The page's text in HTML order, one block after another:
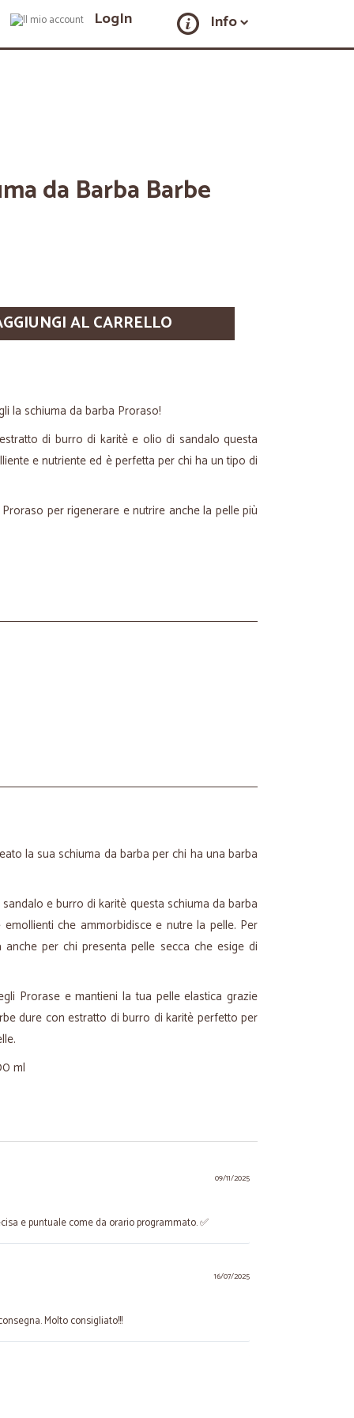
LogIn Info
da Barba Barbe
AL CARRELLO
la schiuma da barba Proraso!
di burro di karitè e olio di sandalo questa
e nutriente ed è perfetta per chi ha un tipo di
per rigenerare e nutrire anche la pelle più
la sua schiuma da barba per chi ha una barba
e burro di karitè questa schiuma da barba
che ammorbidisce e nutre la pelle. Per
per chi presenta pelle secca che esige di
Prorase e mantieni la tua pelle elastica grazie
dure con estratto di burro di karitè perfetto per
ml
09/11/2025
e puntuale come da orario programmato. ✅
16/07/2025
Molto consigliato!!!